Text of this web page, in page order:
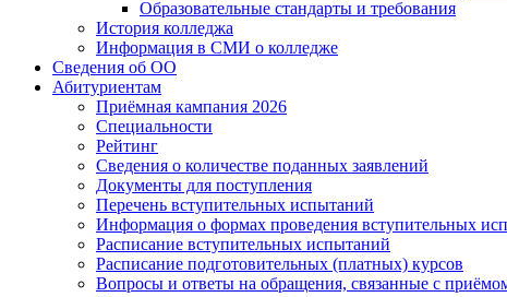
Образовательные стандарты и требования
История колледжа
Информация в СМИ о колледже
Сведения об ОО
Абитуриентам
Приёмная кампания 2026
Специальности
Рейтинг
Сведения о количестве поданных заявлений
Документы для поступления
Перечень вступительных испытаний
Информация о формах проведения вступительных
Расписание вступительных испытаний
Расписание подготовительных (платных) курсов
Вопросы и ответы на обращения, связанные с